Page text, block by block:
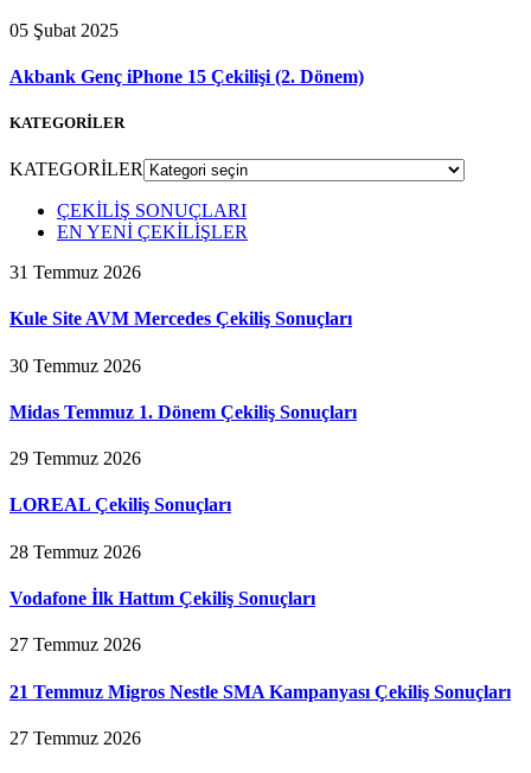
05 Şubat 2025
Akbank Genç iPhone 15 Çekilişi (2. Dönem)
KATEGORİLER
KATEGORİLER
ÇEKİLİŞ SONUÇLARI
EN YENİ ÇEKİLİŞLER
31 Temmuz 2026
Kule Site AVM Mercedes Çekiliş Sonuçları
30 Temmuz 2026
Midas Temmuz 1. Dönem Çekiliş Sonuçları
29 Temmuz 2026
LOREAL Çekiliş Sonuçları
28 Temmuz 2026
Vodafone İlk Hattım Çekiliş Sonuçları
27 Temmuz 2026
21 Temmuz Migros Nestle SMA Kampanyası Çekiliş Sonuçları
27 Temmuz 2026